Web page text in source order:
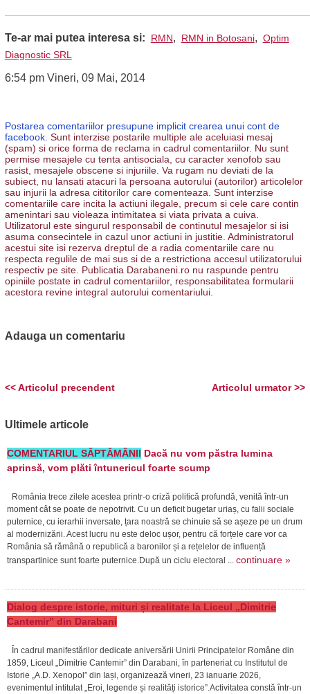
Te-ar mai putea interesa si: RMN, RMN in Botosani, Optim
Diagnostic SRL
6:54 pm Vineri, 09 Mai, 2014
Postarea comentariilor presupune implicit crearea unui cont de
facebook. Sunt interzise postarile multiple ale aceluiasi mesaj
(spam) si orice forma de reclama in cadrul comentariilor. Nu sunt
permise mesajele cu tenta antisociala, cu caracter xenofob sau
rasist, mesajele obscene si injuriile. Va rugam nu deviati de la
subiect, nu lansati atacuri la persoana autorului (autorilor) articolelor
sau injurii la adresa cititorilor care comenteaza. Sunt interzise
comentariile care incita la actiuni ilegale, precum si cele care contin
amenintari sau violeaza intimitatea si viata privata a cuiva.
Utilizatorul este singurul responsabil de continutul mesajelor si isi
asuma consecintele in cazul unor actiuni in justitie. Administratorul
acestui site isi rezerva dreptul de a radia comentariile care nu
respecta regulile de mai sus si de a restrictiona accesul utilizatorului
respectiv pe site. Publicatia Darabaneni.ro nu raspunde pentru
opiniile postate in cadrul comentariilor, responsabilitatea formularii
acestora revine integral autorului comentariului.
Adauga un comentariu
Articolul urmator >>
<< Articolul precendent
Ultimele articole
COMENTARIUL SĂPTĂMÂNII Dacă nu vom păstra lumina
aprinsă, vom plăti întunericul foarte scump
România trece zilele acestea printr-o criză politică profundă, venită într-un
moment cât se poate de nepotrivit. Cu un deficit bugetar uriaș, cu falii sociale
puternice, cu ierarhii inversate, țara noastră se chinuie să se așeze pe un drum
al modernizării. Acest lucru nu este deloc ușor, pentru că forțele care vor ca
România să rămână o republică a baronilor și a rețelelor de influență
transpartinice sunt foarte puternice.După un ciclu electoral ... continuare »
Dialog despre istorie, mituri și realitate la Liceul „Dimitrie
Cantemir” din Darabani
În cadrul manifestărilor dedicate aniversării Unirii Principatelor Române din
1859, Liceul „Dimitrie Cantemir” din Darabani, în parteneriat cu Institutul de
Istorie „A.D. Xenopol” din Iași, organizează vineri, 23 ianuarie 2026,
evenimentul intitulat „Eroi, legende și realități istorice”.Activitatea constă într-un